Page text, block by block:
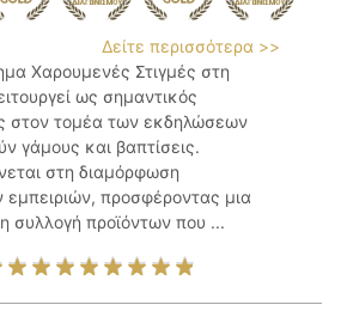
Δείτε περισσότερα >>
Χαρουμενές Στιγμές στη
ως σημαντικός
στον τομέα των εκδηλώσεων
γάμους και βαπτίσεις.
στη διαμόρφωση
προσφέροντας μια
συλλογή προϊόντων που ...